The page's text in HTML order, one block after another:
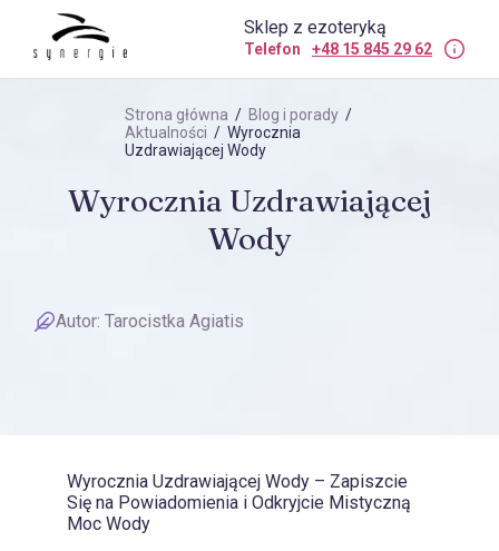
Sklep z ezoteryką
Telefon +48 15 845 29 62
Strona główna / Blog i porady /
Aktualności / Wyrocznia
Uzdrawiającej Wody
Wyrocznia Uzdrawiającej
Wody
Autor: Tarocistka Agiatis
Wyrocznia Uzdrawiającej Wody – Zapiszcie
Się na Powiadomienia i Odkryjcie Mistyczną
Moc Wody